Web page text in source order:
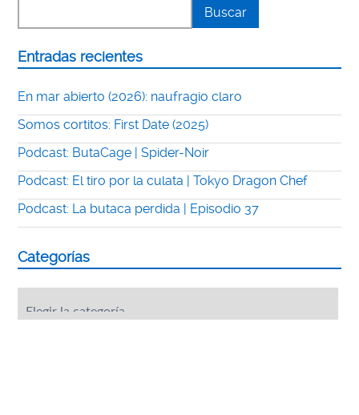
Entradas recientes
En mar abierto (2026): naufragio claro
Somos cortitos: First Date (2025)
Podcast: ButaCage | Spider-Noir
Podcast: El tiro por la culata | Tokyo Dragon Chef
Podcast: La butaca perdida | Episodio 37
Categorías